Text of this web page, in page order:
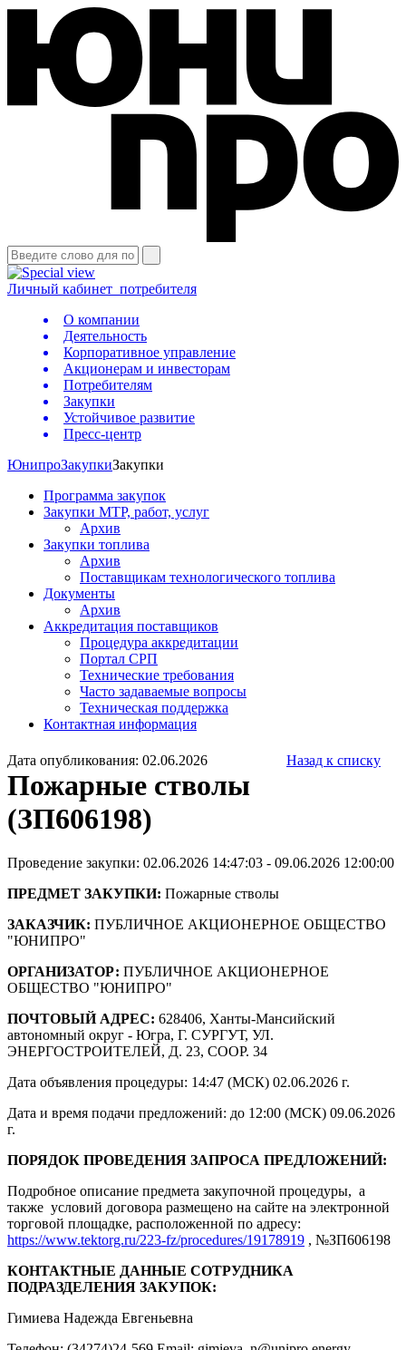
Личный кабинет потребителя
О компании
Деятельность
Корпоративное управление
Акционерам и инвесторам
Потребителям
Закупки
Устойчивое развитие
Пресс-центр
ЮнипроЗакупкиЗакупки
Программа закупок
Закупки МТР, работ, услуг
Архив
Закупки топлива
Архив
Поставщикам технологического топлива
Документы
Архив
Аккредитация поставщиков
Процедура аккредитации
Портал СРП
Технические требования
Часто задаваемые вопросы
Техническая поддержка
Контактная информация
Дата опубликования: 02.06.2026 Назад к списку
Пожарные стволы
(ЗП606198)
Проведение закупки: 02.06.2026 14:47:03 - 09.06.2026 12:00:00
ПРЕДМЕТ ЗАКУПКИ: Пожарные стволы
ЗАКАЗЧИК: ПУБЛИЧНОЕ АКЦИОНЕРНОЕ ОБЩЕСТВО
"ЮНИПРО"
ОРГАНИЗАТОР: ПУБЛИЧНОЕ АКЦИОНЕРНОЕ
ОБЩЕСТВО "ЮНИПРО"
ПОЧТОВЫЙ АДРЕС: 628406, Ханты-Мансийский
автономный округ - Югра, Г. СУРГУТ, УЛ.
ЭНЕРГОСТРОИТЕЛЕЙ, Д. 23, СООР. 34
Дата объявления процедуры: 14:47 (МСК) 02.06.2026 г.
Дата и время подачи предложений: до 12:00 (МСК) 09.06.2026
г.
ПОРЯДОК ПРОВЕДЕНИЯ ЗАПРОСА ПРЕДЛОЖЕНИЙ:
Подробное описание предмета закупочной процедуры, а
также условий договора размещено на сайте на электронной
торговой площадке, расположенной по адресу:
https://www.tektorg.ru/223-fz/procedures/19178919 , №ЗП606198
КОНТАКТНЫЕ ДАННЫЕ СОТРУДНИКА
ПОДРАЗДЕЛЕНИЯ ЗАКУПОК:
Гимиева Надежда Евгеньевна